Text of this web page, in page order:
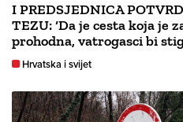
I PREDSJEDNICA
TEZU: ‘Da je cesta koja je
prohodna, vatrogasci bi
Hrvatska i svijet